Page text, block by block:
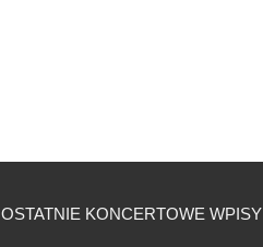
OSTATNIE KONCERTOWE WPISY